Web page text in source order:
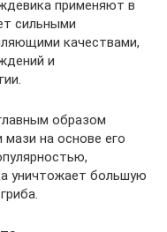
применяют в
сильными
качествами,
и
образом
на основе его
уничтожает большую